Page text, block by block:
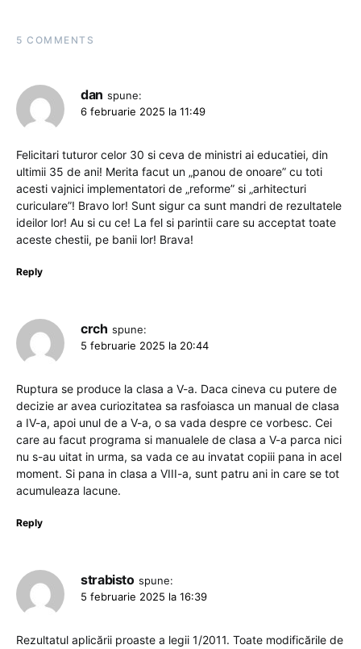
5 COMMENTS
dan spune:
6 februarie 2025 la 11:49
Felicitari tuturor celor 30 si ceva de ministri ai educatiei, din
ultimii 35 de ani! Merita facut un „panou de onoare” cu toti
acesti vajnici implementatori de „reforme” si „arhitecturi
curiculare”! Bravo lor! Sunt sigur ca sunt mandri de rezultatele
ideilor lor! Au si cu ce! La fel si parintii care su acceptat toate
aceste chestii, pe banii lor! Brava!
Reply
crch spune:
5 februarie 2025 la 20:44
Ruptura se produce la clasa a V-a. Daca cineva cu putere de
decizie ar avea curiozitatea sa rasfoiasca un manual de clasa
a IV-a, apoi unul de a V-a, o sa vada despre ce vorbesc. Cei
care au facut programa si manualele de clasa a V-a parca nici
nu s-au uitat in urma, sa vada ce au invatat copiii pana in acel
moment. Si pana in clasa a VIII-a, sunt patru ani in care se tot
acumuleaza lacune.
Reply
strabisto spune:
5 februarie 2025 la 16:39
Rezultatul aplicării proaste a legii 1/2011. Toate modificările de